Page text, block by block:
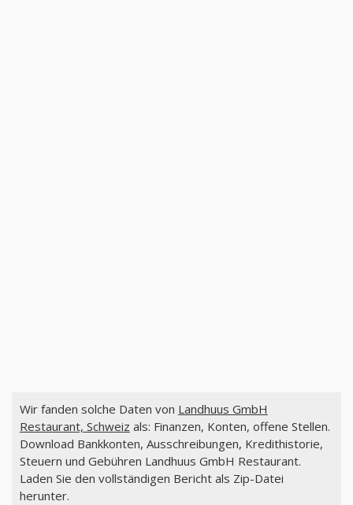
Wir fanden solche Daten von Landhuus GmbH
Restaurant, Schweiz als: Finanzen, Konten, offene Stellen.
Download Bankkonten, Ausschreibungen, Kredithistorie,
Steuern und Gebühren Landhuus GmbH Restaurant.
Laden Sie den vollständigen Bericht als Zip-Datei
herunter.